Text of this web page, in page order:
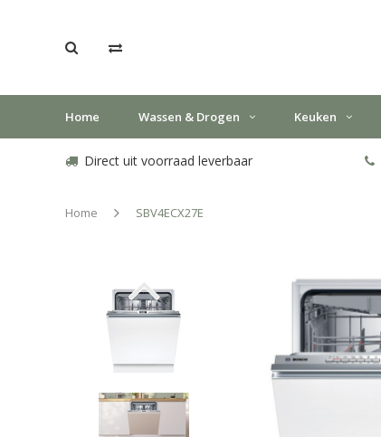
Home Wassen & Drogen Keuken
Direct uit voorraad leverbaar
Home SBV4ECX27E